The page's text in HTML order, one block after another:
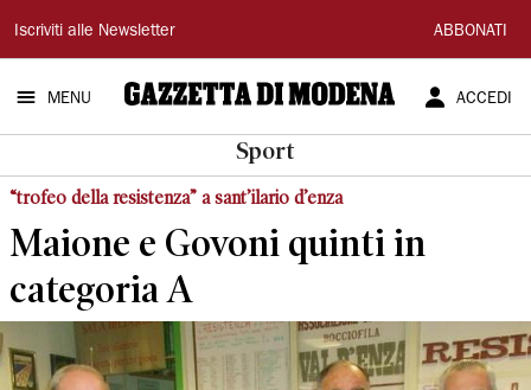
Gazzetta
di
Modena
Iscriviti alle Newsletter ABBONATI
MENU ACCEDI
Sport
“trofeo della resistenza” a sant’ilario d’enza
Maione e Govoni quinti in
categoria A